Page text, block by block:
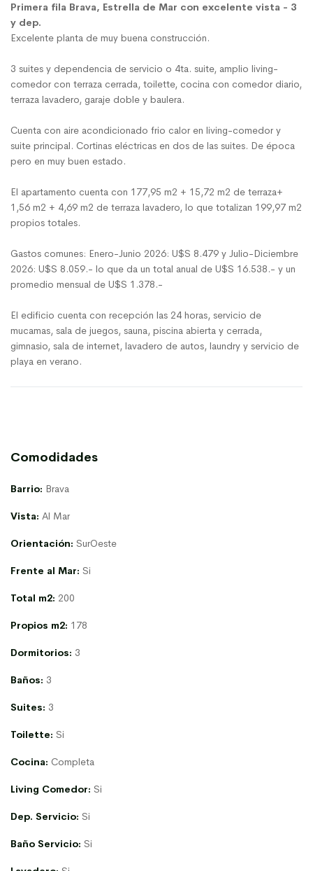
Primera fila Brava, Estrella de Mar con excelente vista - 3
y dep.
Excelente planta de muy buena construcción.
3 suites y dependencia de servicio o 4ta. suite, amplio living-
comedor con terraza cerrada, toilette, cocina con comedor diario,
terraza lavadero, garaje doble y baulera.
Cuenta con aire acondicionado frio calor en living-comedor y
suite principal. Cortinas eléctricas en dos de las suites. De época
pero en muy buen estado.
El apartamento cuenta con 177,95 m2 + 15,72 m2 de terraza+
1,56 m2 + 4,69 m2 de terraza lavadero, lo que totalizan 199,97 m2
propios totales.
Gastos comunes: Enero-Junio 2026: U$S 8.479 y Julio-Diciembre
2026: U$S 8.059.- lo que da un total anual de U$S 16.538.- y un
promedio mensual de U$S 1.378.-
El edificio cuenta con recepción las 24 horas, servicio de
mucamas, sala de juegos, sauna, piscina abierta y cerrada,
gimnasio, sala de internet, lavadero de autos, laundry y servicio de
playa en verano.
Comodidades
Barrio: Brava
Vista: Al Mar
Orientación: SurOeste
Frente al Mar: Si
Total m2: 200
Propios m2: 178
Dormitorios: 3
Baños: 3
Suites: 3
Toilette: Si
Cocina: Completa
Living Comedor: Si
Dep. Servicio: Si
Baño Servicio: Si